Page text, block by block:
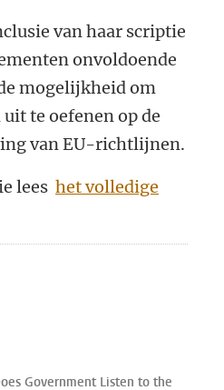
van haar scriptie
onvoldoende
mogelijkheid om
te oefenen op de
van EU-richtlijnen.
lees het volledige
WhatsApp
via Mastodon
Government Listen to the